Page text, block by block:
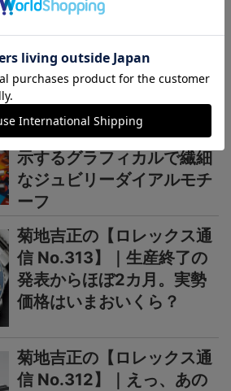
菊地吉正の【ロレックス通
信 No.314】｜技術力を誇
示するグラフィカルで繊細
なジュビリーダイアルモチ
ーフ
菊地吉正の【ロレックス通
信 No.313】｜生産終了の
発表からほぼ2カ月。実勢
価格はいまおいくら？
菊地吉正の【ロレックス通
信 No.312】｜えっ、あの